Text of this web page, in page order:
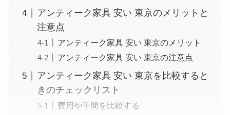
アンティーク家具 安い 東京のメリットと
注意点
アンティーク家具 安い 東京のメリット
アンティーク家具 安い 東京の注意点
アンティーク家具 安い 東京を比較すると
きのチェックリスト
費用や手間を比較する